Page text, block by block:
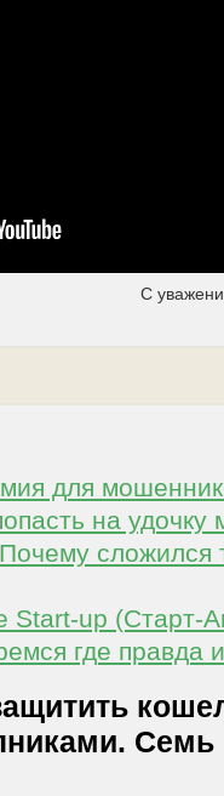
С
для
на удочку
сложился
Start-up (Старт-
где правда